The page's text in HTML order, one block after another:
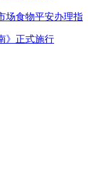
场食物平安办理指
》正式施行